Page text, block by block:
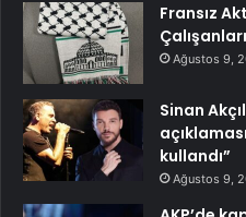
Fransız
Ağustos 9,
Sinan
kullandı”
Ağustos 9,